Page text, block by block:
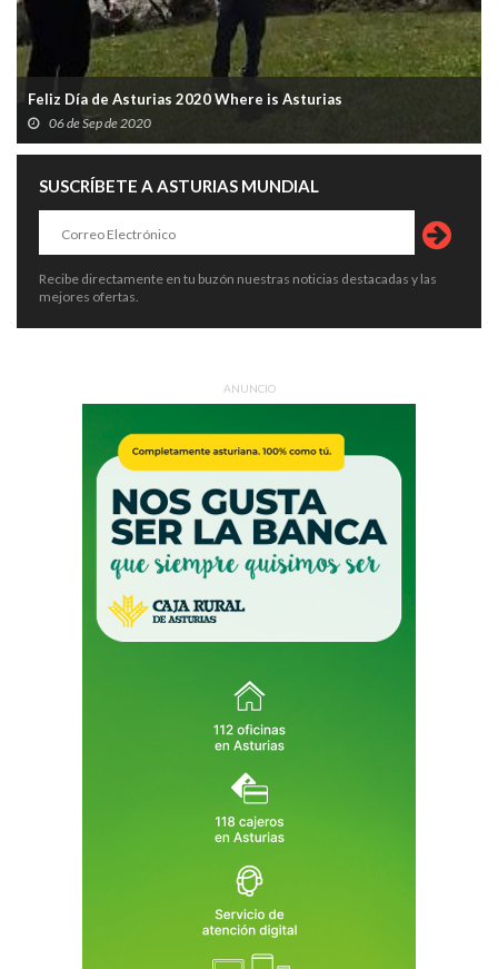
Feliz Día de Asturias 2020 Where is Asturias
06 de Sep de 2020
SUSCRÍBETE A ASTURIAS MUNDIAL
Recibe directamente en tu buzón nuestras noticias destacadas y las
mejores ofertas.
ANUNCIO